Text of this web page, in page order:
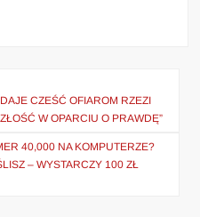
CZEŚĆ OFIAROM RZEZI
W OPARCIU O PRAWDĘ”
40,000 NA KOMPUTERZE?
– WYSTARCZY 100 ZŁ